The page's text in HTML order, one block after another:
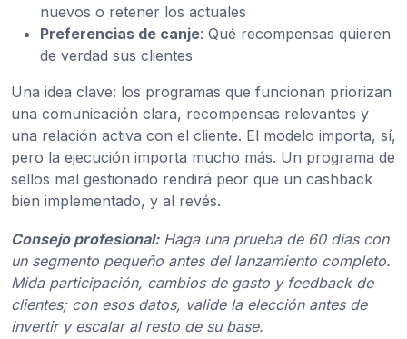
nuevos o retener los actuales
Preferencias de canje: Qué recompensas quieren
de verdad sus clientes
Una idea clave: los programas que funcionan priorizan
una comunicación clara, recompensas relevantes y
una relación activa con el cliente. El modelo importa, sí,
pero la ejecución importa mucho más. Un programa de
sellos mal gestionado rendirá peor que un cashback
bien implementado, y al revés.
Consejo profesional: Haga una prueba de 60 días con
un segmento pequeño antes del lanzamiento completo.
Mida participación, cambios de gasto y feedback de
clientes; con esos datos, valide la elección antes de
invertir y escalar al resto de su base.